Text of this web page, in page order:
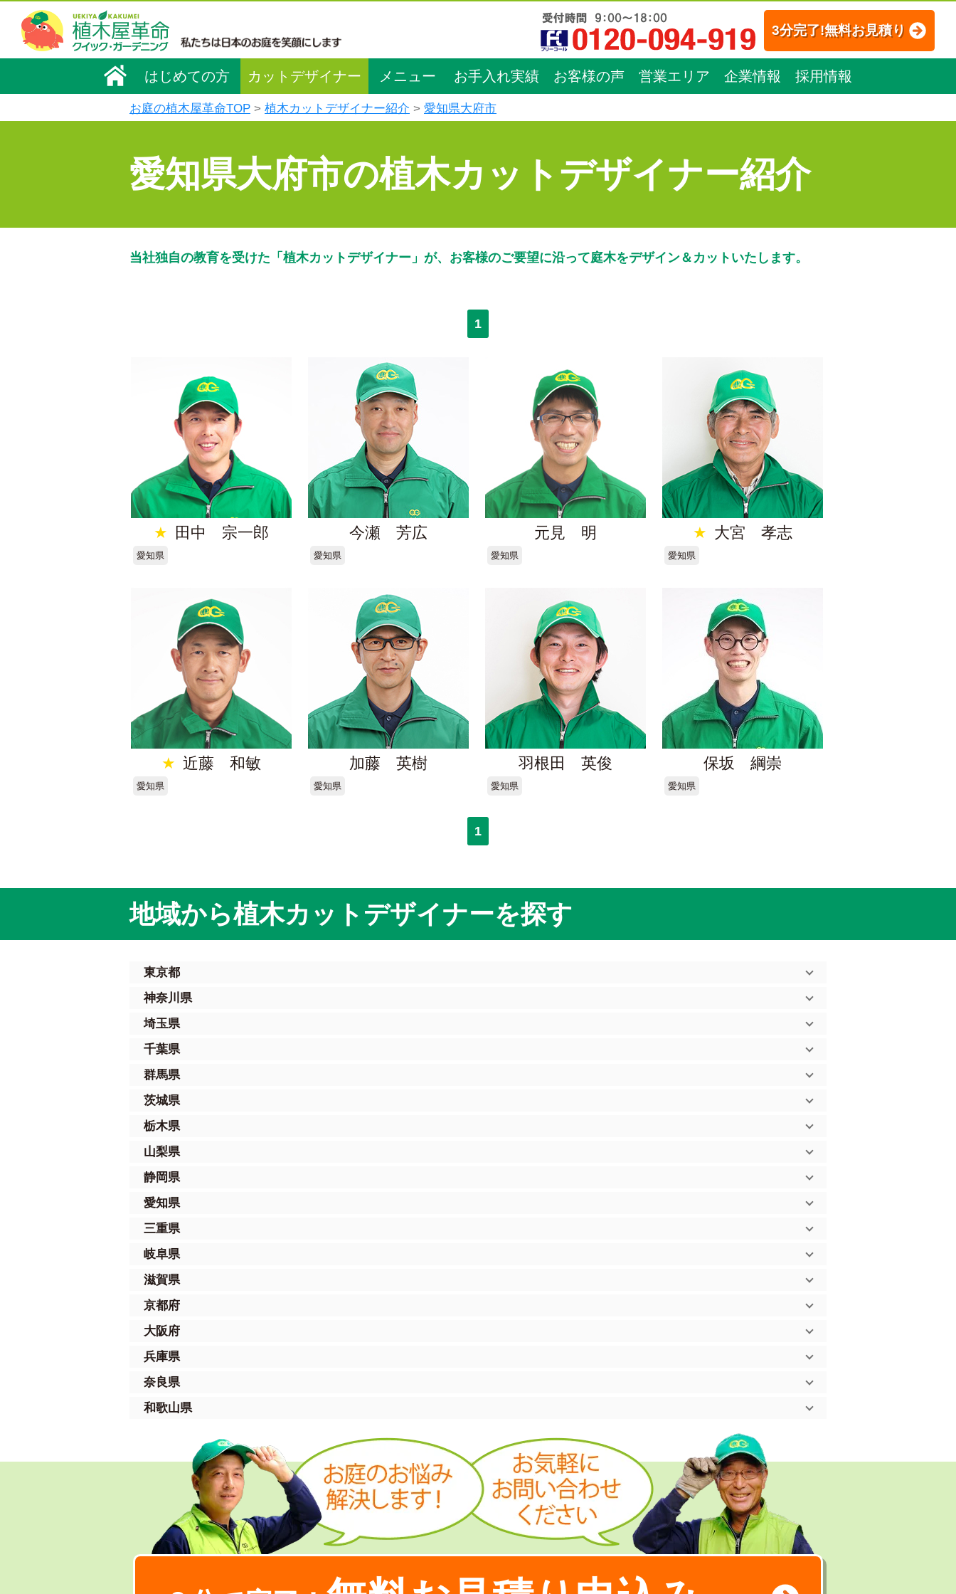
3分完了!無料お見積り
はじめての方 カットデザイナー メニュー お手入れ実績 お客様の声 営業エリア 企業情報 採用情報
お庭の植木屋革命TOP 植木カットデザイナー紹介 愛知県大府市
愛知県大府市の植木カットデザイナー紹介
当社独自の教育を受けた「植木カットデザイナー」が、お客様のご要望に沿って庭木をデザイン＆カットいたします。
1
★ 田中 宗一郎
愛知県
今瀬 芳広
愛知県
元見 明
愛知県
★ 大宮 孝志
愛知県
★ 近藤 和敏
愛知県
加藤 英樹
愛知県
羽根田 英俊
愛知県
保坂 綱崇
愛知県
1
地域から植木カットデザイナーを探す
東京都
神奈川県
埼玉県
千葉県
群馬県
茨城県
栃木県
山梨県
静岡県
愛知県
三重県
岐阜県
滋賀県
京都府
大阪府
兵庫県
奈良県
和歌山県